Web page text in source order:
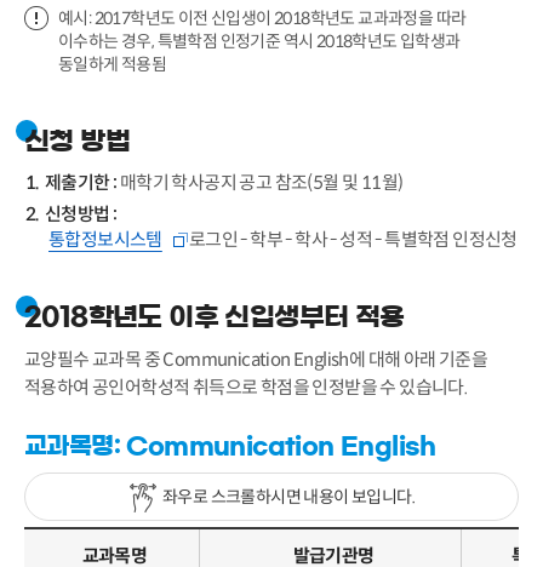
예시: 2017학년도 이전 신입생이 2018학년도 교과과정을 따라
이수하는 경우, 특별학점 인정기준 역시 2018학년도 입학생과
동일하게 적용됨
신청 방법
제출기한 : 매학기 학사공지 공고 참조(5월 및 11월)
신청방법 :
통합정보시스템
로그인 - 학부 - 학사 - 성적 - 특별학점 인정신청
2018학년도 이후 신입생부터 적용
교양필수 교과목 중 Communication English에 대해 아래 기준을
적용하여 공인어학성적 취득으로 학점을 인정받을 수 있습니다.
교과목명: Communication English
좌우로 스크롤하시면 내용이 보입니다.
교과목명 발급기관명 특